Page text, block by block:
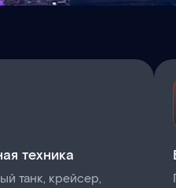
техника
танк, крейсер,